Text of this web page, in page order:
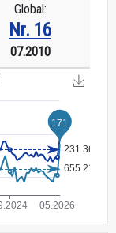
Global:
Nr. 16
07.2010